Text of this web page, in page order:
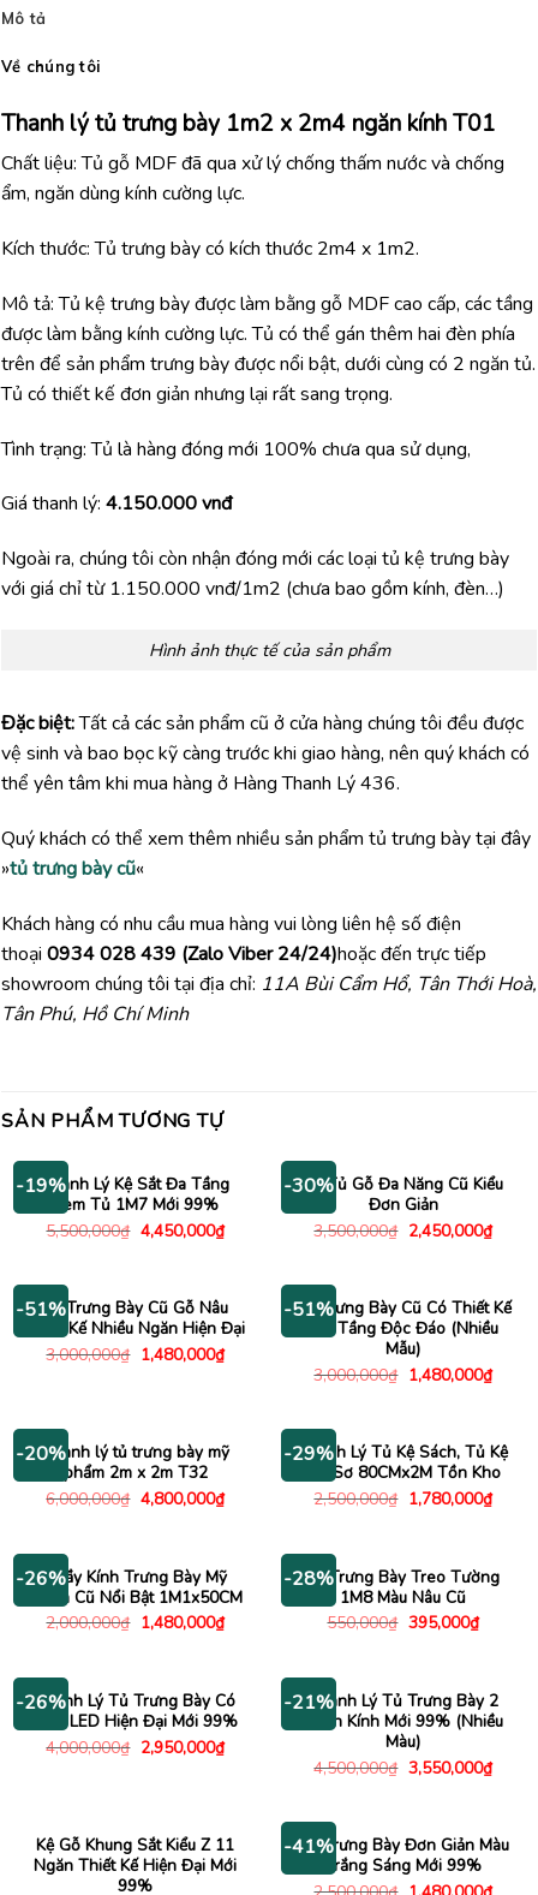
Mô tả
Về chúng tôi
Thanh lý tủ trưng bày 1m2 x 2m4 ngăn kính T01
Chất liệu: Tủ gỗ MDF đã qua xử lý chống thấm nước và chống
ẩm, ngăn dùng kính cường lực.
Kích thước: Tủ trưng bày có kích thước 2m4 x 1m2.
Mô tả: Tủ kệ trưng bày được làm bằng gỗ MDF cao cấp, các tầng
được làm bằng kính cường lực. Tủ có thể gán thêm hai đèn phía
trên để sản phẩm trưng bày được nổi bật, dưới cùng có 2 ngăn tủ.
Tủ có thiết kế đơn giản nhưng lại rất sang trọng.
Tình trạng: Tủ là hàng đóng mới 100% chưa qua sử dụng,
Giá thanh lý: 4.150.000 vnđ
Ngoài ra, chúng tôi còn nhận đóng mới các loại tủ kệ trưng bày
với giá chỉ từ 1.150.000 vnđ/1m2 (chưa bao gồm kính, đèn…)
Hình ảnh thực tế của sản phẩm
Đặc biệt:Tất cả các sản phẩm cũ ở cửa hàng chúng tôi đều được
vệ sinh và bao bọc kỹ càng trước khi giao hàng, nên quý khách có
thể yên tâm khi mua hàng ở Hàng Thanh Lý 436.
Quý khách có thể xem thêm nhiều sản phẩm tủ trưng bày tại đây
»tủ trưng bày cũ«
Khách hàng có nhu cầu mua hàng vui lòng liên hệ số điện
thoại 0934 028 439 (Zalo Viber 24/24)hoặc đến trực tiếp
showroom chúng tôi tại địa chỉ: 11A Bùi Cẩm Hổ, Tân Thới Hoà,
Tân Phú, Hồ Chí Minh
SẢN PHẨM TƯƠNG TỰ
-19%Thanh Lý Kệ Sắt Đa Tầng
Kèm Tủ 1M7 Mới 99%
5,500,000₫ Giá
gốc
4,450,000₫Giá
hiện
4,450,000₫.
-30%
Kệ Tủ Gỗ Đa Năng Cũ Kiểu
Đơn Giản
3,500,000₫ Giá
gốc
2,450,000₫Giá
hiện
-51%Kệ Trưng Bày Cũ Gỗ Nâu
Thiết Kế Nhiều Ngăn Hiện Đại
3,000,000₫ Giá
gốc
1,480,000₫Giá
hiện
-51%
Tủ Trưng Bày Cũ Có Thiết Kế
Hai Tầng Độc Đáo (Nhiều
Mẫu)
3,000,000₫ Giá
gốc
1,480,000₫Giá
hiện
-20%Thanh lý tủ trưng bày mỹ
phẩm 2m x 2m T32
6,000,000₫ Giá
gốc
4,800,000₫Giá
hiện
4,800,000₫.
-29%
Thanh Lý Tủ Kệ Sách, Tủ Kệ
Hồ Sơ 80CMx2M Tồn Kho
2,500,000₫ Giá
gốc
1,780,000₫Giá
hiện
-26%Quầy Kính Trưng Bày Mỹ
Phẩm Cũ Nổi Bật 1M1x50CM
2,000,000₫ Giá
gốc
1,480,000₫Giá
hiện
1,480,000₫.
-28%
Kệ Trưng Bày Treo Tường
1M8 Màu Nâu Cũ
550,000₫ Giá
395,000₫Giá
hiện
-26%
Thanh Lý Tủ Trưng Bày Có
Đèn LED Hiện Đại Mới 99%
4,000,000₫ Giá
gốc
2,950,000₫Giá
hiện
-21%Thanh Lý Tủ Trưng Bày 2
Cánh Kính Mới 99% (Nhiều
Màu)
4,500,000₫ Giá
gốc
3,550,000₫Giá
hiện
Kệ Gỗ Khung Sắt Kiểu Z 11
Ngăn Thiết Kế Hiện Đại Mới
99%
-41%
Tủ Trưng Bày Đơn Giản Màu
Trắng Sáng Mới 99%